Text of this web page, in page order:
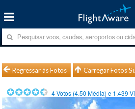
Regressar às Fotos Carregar Fotos
4Votos (4.50 Média) e 1.439